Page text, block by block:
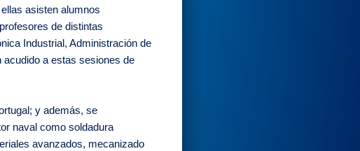
asisten alumnos
de distintas
Industrial, Administración de
a estas sesiones de
y además, se
naval como soldadura
avanzados, mecanizado